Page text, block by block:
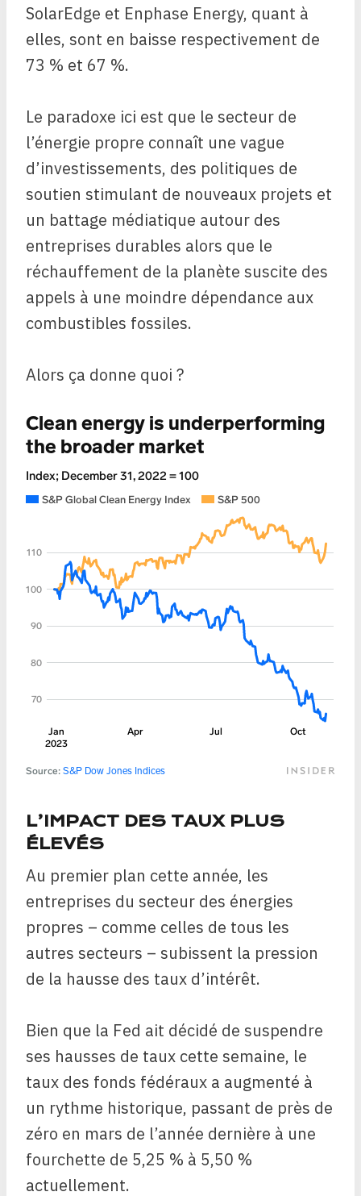
SolarEdge et Enphase Energy, quant à
elles, sont en baisse respectivement de
73 % et 67 %.
Le paradoxe ici est que le secteur de
l’énergie propre connaît une vague
d’investissements, des politiques de
soutien stimulant de nouveaux projets et
un battage médiatique autour des
entreprises durables alors que le
réchauffement de la planète suscite des
appels à une moindre dépendance aux
combustibles fossiles.
Alors ça donne quoi ?
L’IMPACT DES TAUX PLUS
ÉLEVÉS
Au premier plan cette année, les
entreprises du secteur des énergies
propres – comme celles de tous les
autres secteurs – subissent la pression
de la hausse des taux d’intérêt.
Bien que la Fed ait décidé de suspendre
ses hausses de taux cette semaine, le
taux des fonds fédéraux a augmenté à
un rythme historique, passant de près de
zéro en mars de l’année dernière à une
fourchette de 5,25 % à 5,50 %
actuellement.